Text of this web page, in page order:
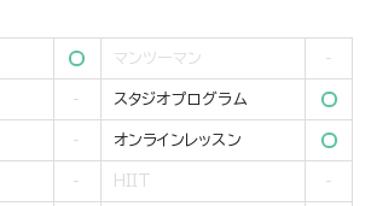
マンツーマン
スタジオプログラム
オンラインレッスン
HIIT